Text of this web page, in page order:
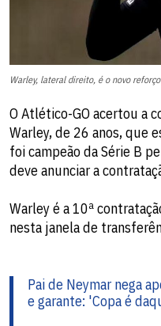
Warley, lateral direito, é o novo
O Atlético-GO acertou a
Warley, de 26 anos, que
foi campeão da Série B
deve anunciar a
Warley é a 10ª
nesta janela de
Pai de Neymar nega
e garante: 'Copa é